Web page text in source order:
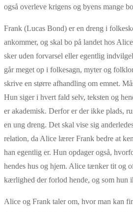
også overleve krigens og byens mange
Frank (Lucas Bond) er en dreng i
ankommer, og skal bo på landet hos
sker uden forvarsel eller egentlig
går meget op i folkesagn, myter og
skrive en større afhandling om emnet.
Hun siger i hvert fald selv, teksten og
er akademisk. Derfor er der ikke plads,
en ung dreng. Det skal vise sig
relation, da Alice lærer Frank bedre at
han egentlig er. Hun opdager også,
hendes hus og hjem. Alice tænker tit og
kærlighed der forlod hende, og som hun
Alice og Frank taler om, hvor man kan